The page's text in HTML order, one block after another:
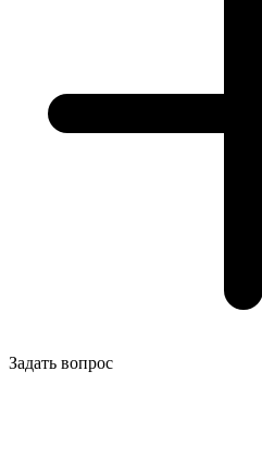
Задать вопрос